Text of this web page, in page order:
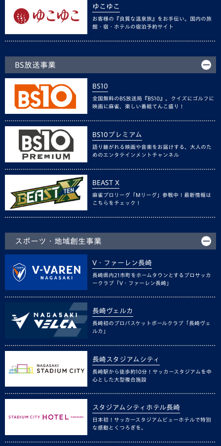
ゆこゆこ
お客様の『良質な温泉旅』をお手伝い。国内の旅
館・宿・ホテルの宿泊予約サイト
BS放送事業
BS10
全国無料のBS放送局『BS10』。クイズにゴルフに
映画に麻雀、楽しい番組てんこ盛り！
BS10プレミアム
語り継がれる映画や音楽をお届けする、大人のた
めのエンタテインメントチャンネル
BEAST X
麻雀プロリーグ「Mリーグ」参戦中！最新情報は
こちらをチェック！
スポーツ・地域創生事業
V・ファーレン長崎
長崎県内21市町をホームタウンとするプロサッカ
ークラブ「V・ファーレン長崎」
長崎ヴェルカ
長崎初のプロバスケットボールクラブ「長崎ヴェ
ルカ」
長崎スタジアムシティ
長崎駅から徒歩約10分！サッカースタジアムを中
心とした大型複合施設
スタジアムシティホテル長崎
日本初！サッカースタジアムビューホテルで特別
な感動とくつろぎを。